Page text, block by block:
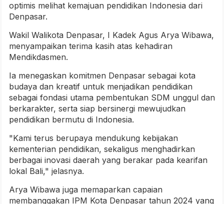
optimis melihat kemajuan pendidikan Indonesia dari
Denpasar.
Wakil Walikota Denpasar, I Kadek Agus Arya Wibawa,
menyampaikan terima kasih atas kehadiran
Mendikdasmen.
Ia menegaskan komitmen Denpasar sebagai kota
budaya dan kreatif untuk menjadikan pendidikan
sebagai fondasi utama pembentukan SDM unggul dan
berkarakter, serta siap bersinergi mewujudkan
pendidikan bermutu di Indonesia.
"Kami terus berupaya mendukung kebijakan
kementerian pendidikan, sekaligus menghadirkan
berbagai inovasi daerah yang berakar pada kearifan
lokal Bali," jelasnya.
Arya Wibawa juga memaparkan capaian
membanggakan IPM Kota Denpasar tahun 2024 yang